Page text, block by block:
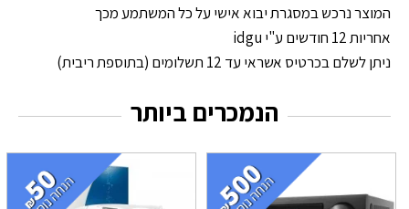
המוצר נרכש במסגרת יבוא אישי על כל המשתמע מכך
אחריות 12 חודשים ע"י idgu
ניתן לשלם בכרטיס אשראי עד 12 תשלומים (בתוספת ריבית)
הנמכרים ביותר